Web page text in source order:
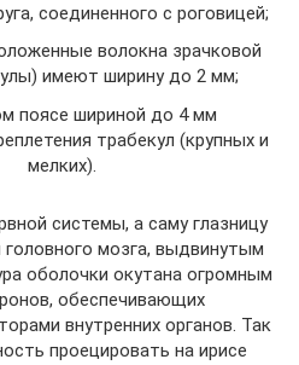
соединенного с роговицей;
волокна зрачковой
имеют ширину до 2 мм;
поясе шириной до 4 мм
трабекул (крупных и
мелких).
системы, а саму глазницу
мозга, выдвинутым
оболочки окутана огромным
обеспечивающих
внутренних органов. Так
проецировать на ирисе